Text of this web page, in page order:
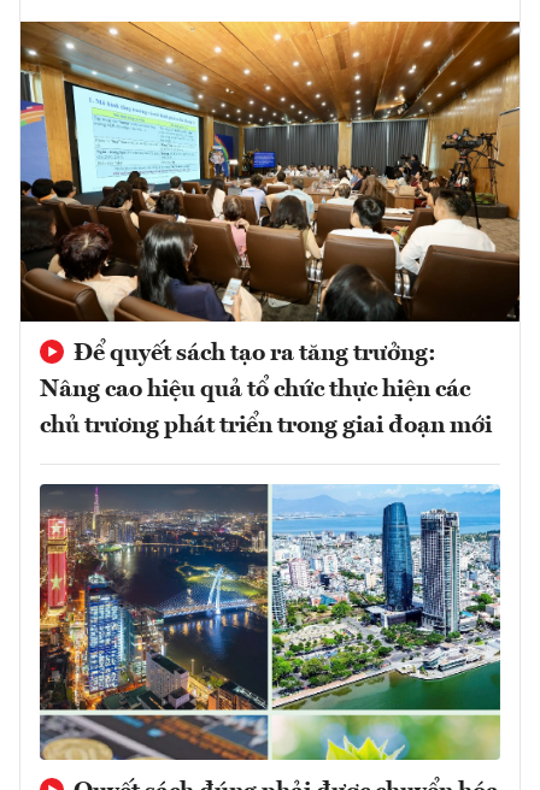
Để quyết sách tạo ra tăng trưởng:
Nâng cao hiệu quả tổ chức thực hiện các
chủ trương phát triển trong giai đoạn mới